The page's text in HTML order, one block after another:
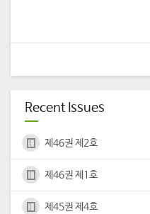
Recent Issues
제46권 제2호
제46권 제1호
제45권 제4호